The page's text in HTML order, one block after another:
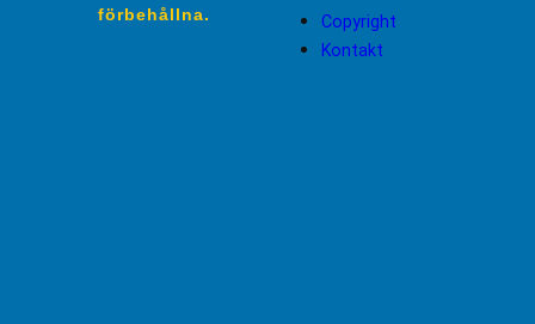
förbehållna.
Copyright
Kontakt